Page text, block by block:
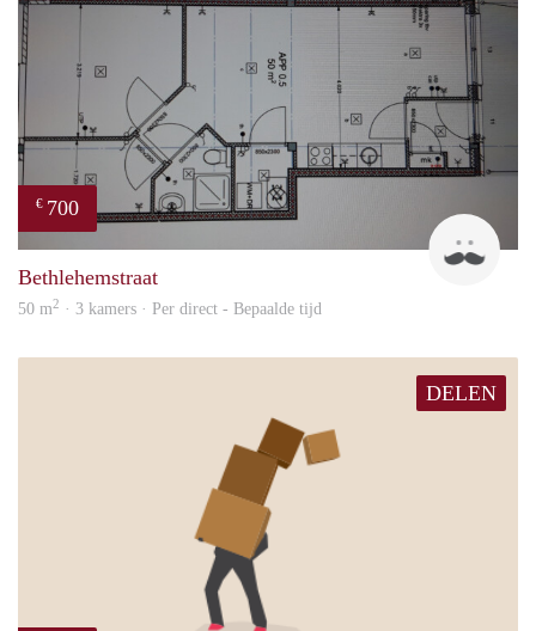
€ 700
Bethlehemstraat
50 m2 · 3 kamers · Per direct - Bepaalde tijd
DELEN